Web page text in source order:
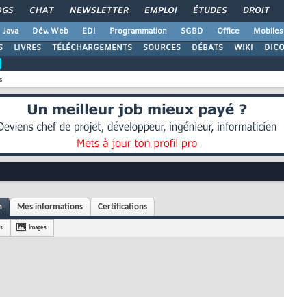
CHAT NEWSLETTER EMPLOI ÉTUDES DROIT
Java Dév. Web EDI Programmation SGBD Office Mobiles
LIVRES TÉLÉCHARGEMENTS SOURCES DÉBATS WIKI DICO
Mes informations Certifications
Images